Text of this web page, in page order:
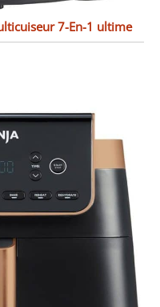
7-En-1 ultime